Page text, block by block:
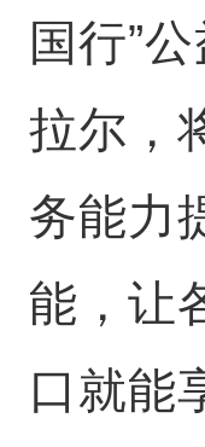
国行”
拉尔，
务能力
能，让
口就能